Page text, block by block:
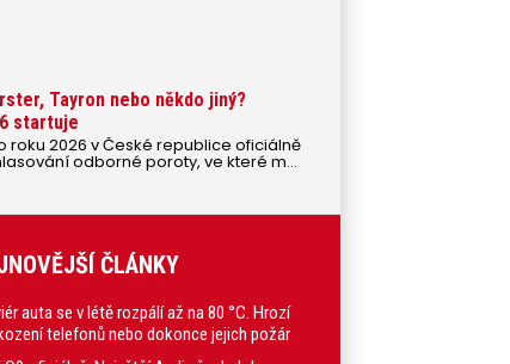
Tayron nebo někdo jiný?
startuje
roku 2026 v České republice oficiálně
odborné poroty, ve které má
ČLÁNKY
auta se v létě rozpálí až na 80 °C. Hrozí
telefonů nebo dokonce jejich požár